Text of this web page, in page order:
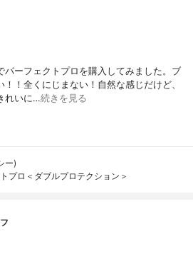
パーフェクトプロを購入してみました。ブ
！全くにじまない！自然な感じだけど、
れいに…続きを見る
ー)
プロ＜ダブルプロテクション＞